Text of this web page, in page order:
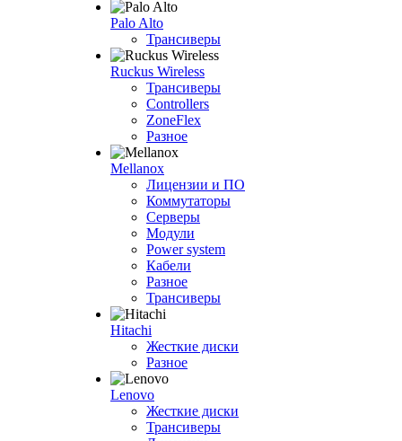
Palo Alto
Трансиверы
Ruckus Wireless
Трансиверы
Controllers
ZoneFlex
Разное
Mellanox
Лицензии и ПО
Коммутаторы
Серверы
Модули
Power system
Кабели
Разное
Трансиверы
Hitachi
Жесткие диски
Разное
Lenovo
Жесткие диски
Трансиверы